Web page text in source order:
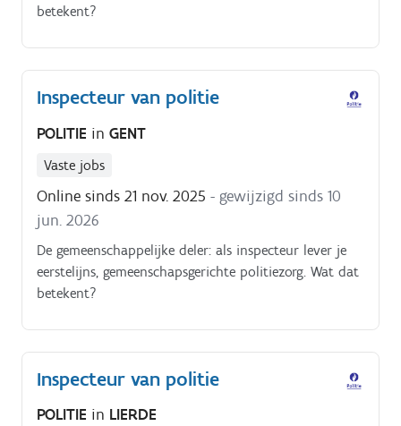
betekent?
Inspecteur van politie
POLITIE in GENT
Vaste jobs
Online sinds 21 nov. 2025 - gewijzigd sinds 10
jun. 2026
De gemeenschappelijke deler: als inspecteur lever je
eerstelijns, gemeenschapsgerichte politiezorg. Wat dat
betekent?
Inspecteur van politie
POLITIE in LIERDE